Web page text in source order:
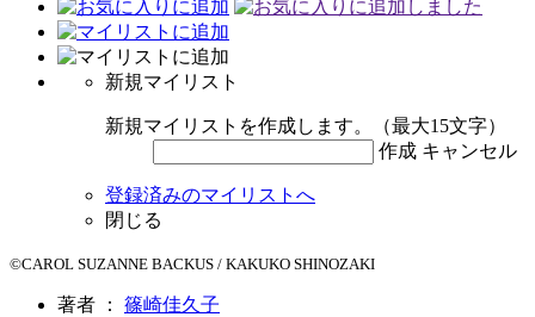
新規マイリスト
新規マイリストを作成します。（最大15文字）
作成 キャンセル
登録済みのマイリストへ
閉じる
©CAROL SUZANNE BACKUS / KAKUKO SHINOZAKI
著者 ： 篠崎佳久子